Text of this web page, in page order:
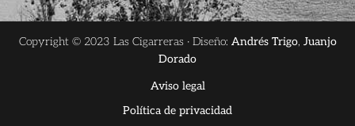
Copyright © 2023 Las Cigarreras · Diseño: Andrés Trigo, Juanjo
Dorado
Aviso legal
Política de privacidad